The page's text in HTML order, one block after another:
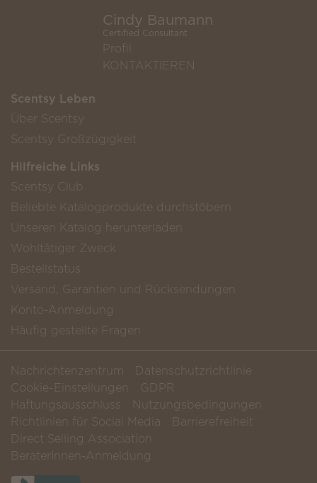
Cindy Baumann
Certified Consultant
Profil
KONTAKTIEREN
Scentsy Leben
Über Scentsy
Scentsy Großzügigkeit
Hilfreiche Links
Scentsy Club
Beliebte Katalogprodukte durchstöbern
Unseren Katalog herunterladen
Wohltätiger Zweck
Bestellstatus
Versand, Garantien und Rücksendungen
Konto-Anmeldung
Häufig gestellte Fragen
Nachrichtenzentrum
Datenschutzrichtlinie
Cookie-Einstellungen
GDPR
Haftungsausschluss
Nutzungsbedingungen
Richtlinien für Social Media
Barrierefreiheit
Direct Selling Association
BeraterInnen-Anmeldung